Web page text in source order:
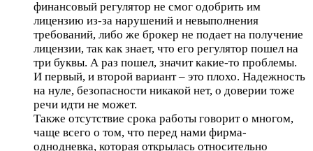
финансовый регулятор не смог одобрить им
лицензию из-за нарушений и невыполнения
требований, либо же брокер не подает на получение
лицензии, так как знает, что его регулятор пошел на
три буквы. А раз пошел, значит какие-то проблемы.
И первый, и второй вариант – это плохо. Надежность
на нуле, безопасности никакой нет, о доверии тоже
речи идти не может.
Также отсутствие срока работы говорит о многом,
чаще всего о том, что перед нами фирма-
однодневка, которая открылась относительно